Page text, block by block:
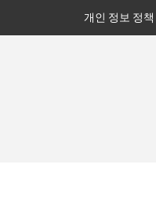
개인 정보 정책